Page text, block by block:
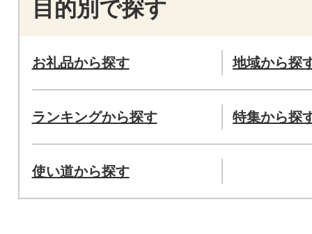
目的別で探す
お礼品から探す 地域から探
ランキングから探す 特集から探
使い道から探す